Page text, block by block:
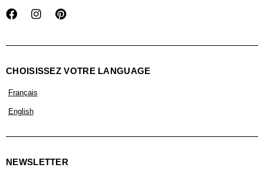
CHOISISSEZ VOTRE LANGUAGE
Français
English
NEWSLETTER